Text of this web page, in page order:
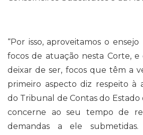
“Por isso, aproveitamos o
focos de atuação nesta Corte, e
deixar de ser, focos que têm a
primeiro aspecto diz respeito à
do Tribunal de Contas do
concerne ao seu tempo de
demandas a ele